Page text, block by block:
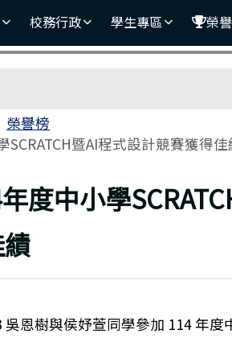
校務行政 學生專區 榮
榮譽榜
SCRATCH暨AI程式設計競賽獲得佳
度中小學
恩樹與侯妤萱同學參加 114 年度